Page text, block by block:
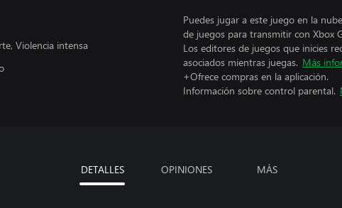
Violencia intensa
Puedes jugar a este juego en la
de juegos para transmitir con Xbox
Los editores de juegos que inicies
asociados mientras juegas. Más
+Ofrece compras en la aplicación.
Información sobre control parental.
DETALLES OPINIONES MÁS